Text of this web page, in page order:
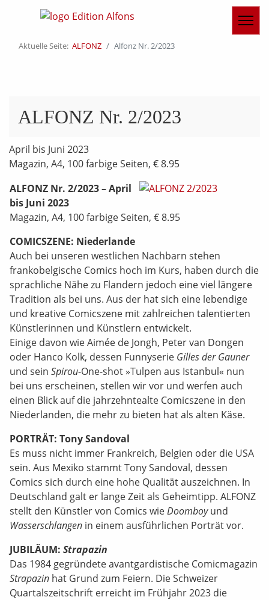
Aktuelle Seite: ALFONZ Alfonz Nr. 2/2023
ALFONZ Nr. 2/2023
April bis Juni 2023
Magazin, A4, 100 farbige Seiten, € 8.95
ALFONZ Nr. 2/2023 – April
bis Juni 2023
Magazin, A4, 100 farbige Seiten, € 8.95
COMICSZENE: Niederlande
Auch bei unseren westlichen Nachbarn stehen
frankobelgische Comics hoch im Kurs, haben durch die
sprachliche Nähe zu Flandern jedoch eine viel längere
Tradition als bei uns. Aus der hat sich eine lebendige
und kreative Comicszene mit zahlreichen talentierten
Künstlerinnen und Künstlern entwickelt.
Einige davon wie Aimée de Jongh, Peter van Dongen
oder Hanco Kolk, dessen Funnyserie Gilles der Gauner
und sein Spirou-One-shot »Tulpen aus Istanbul« nun
bei uns erscheinen, stellen wir vor und werfen auch
einen Blick auf die jahrzehntealte Comicszene in den
Niederlanden, die mehr zu bieten hat als alten Käse.
PORTRÄT: Tony Sandoval
Es muss nicht immer Frankreich, Belgien oder die USA
sein. Aus Mexiko stammt Tony Sandoval, dessen
Comics sich durch eine hohe Qualität auszeichnen. In
Deutschland galt er lange Zeit als Geheimtipp. ALFONZ
stellt den Künstler von Comics wieDoomboyund
Wasserschlangen in einem ausführlichen Porträt vor.
JUBILÄUM: Strapazin
Das 1984 gegründete avantgardistische Comicmagazin
Strapazin hat Grund zum Feiern. Die Schweizer
Quartalszeitschrift erreicht im Frühjahr 2023 die